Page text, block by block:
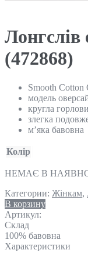
Лонгслів
(472868)
Smooth Cotton
модель
кругла
злегка
м’яка бавовна
Колір
НЕМАЄ В
Категории: Жінкам,
В корзину
Артикул:
Склад
100% бавовна
Характеристики